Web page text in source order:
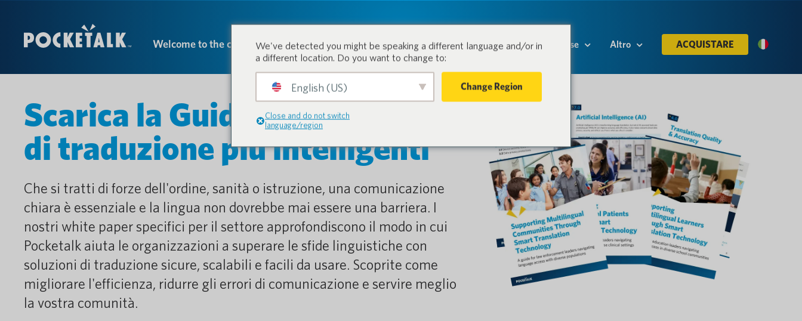
Welcome to the conversation. Prodotti Industrie Risorse Altro ACQUISTARE
Scarica la Guida alle soluzioni
di traduzione più intelligenti
Che si tratti di forze dell'ordine, sanità o istruzione, una comunicazione
chiara è essenziale e la lingua non dovrebbe mai essere una barriera. I
nostri white paper specifici per il settore approfondiscono il modo in cui
Pocketalk aiuta le organizzazioni a superare le sfide linguistiche con
soluzioni di traduzione sicure, scalabili e facili da usare. Scoprite come
migliorare l'efficienza, ridurre gli errori di comunicazione e servire meglio
la vostra comunità.
We've detected you might be speaking a different language and/or in
a different location. Do you want to change to:
English (US) Change Region
Close and do not switch
language/region